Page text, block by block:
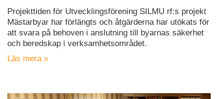
Projekttiden för Utvecklingsförening SILMU rf:s projekt
Mästarbyar har förlängts och åtgärderna har utökats för
att svara på behoven i anslutning till byarnas säkerhet
och beredskap i verksamhetsområdet.
Läs mera »